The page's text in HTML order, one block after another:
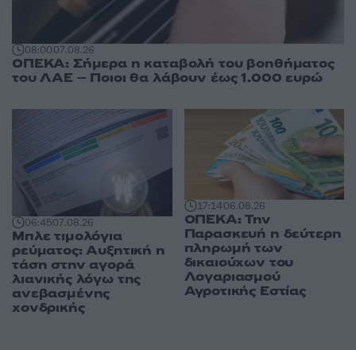
08:0007.08.26
ΟΠΕΚΑ: Σήμερα η καταβολή του βοηθήματος
του ΛΑΕ – Ποιοι θα λάβουν έως 1.000 ευρώ
06:4507.08.26
Μπλε τιμολόγια
ρεύματος: Αυξητική η
τάση στην αγορά
λιανικής λόγω της
ανεβασμένης
χονδρικής
17:1406.08.26
ΟΠΕΚΑ: Την
Παρασκευή η δεύτερη
πληρωμή των
δικαιούχων του
Λογαριασμού
Αγροτικής Εστίας